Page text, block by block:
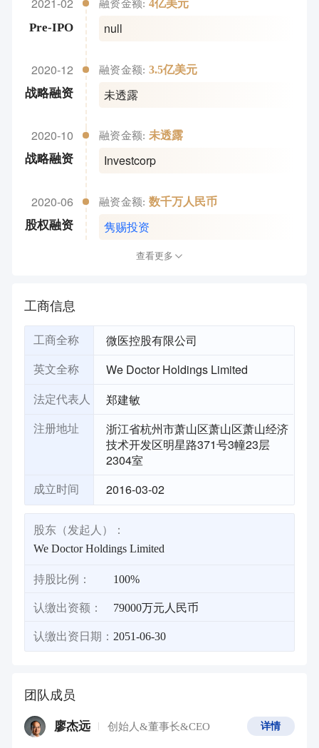
2021-02
Pre-IPO
融资金额: 4亿美元
null
2020-12
战略融资
融资金额: 3.5亿美元
未透露
2020-10
战略融资
融资金额: 未透露
Investcorp
2020-06
股权融资
融资金额: 数千万人民币
隽赐投资
查看更多
工商信息
工商全称 微医控股有限公司
英文全称 We Doctor Holdings Limited
法定代表人 郑建敏
注册地址
浙江省杭州市萧山区萧山区萧山经济
技术开发区明星路371号3幢23层
2304室
成立时间 2016-03-02
股东（发起人）：
We Doctor Holdings Limited
持股比例： 100%
认缴出资额： 79000万元人民币
认缴出资日期： 2051-06-30
团队成员
廖杰远 创始人&董事长&CEO 详情